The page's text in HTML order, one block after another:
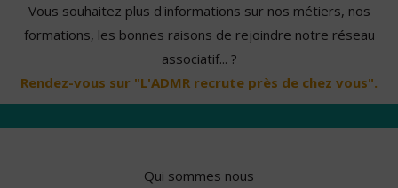
Vous souhaitez plus d'informations sur nos métiers, nos
formations, les bonnes raisons de rejoindre notre réseau
associatif... ?
Rendez-vous sur "L'ADMR recrute près de chez vous".
Qui sommes nous